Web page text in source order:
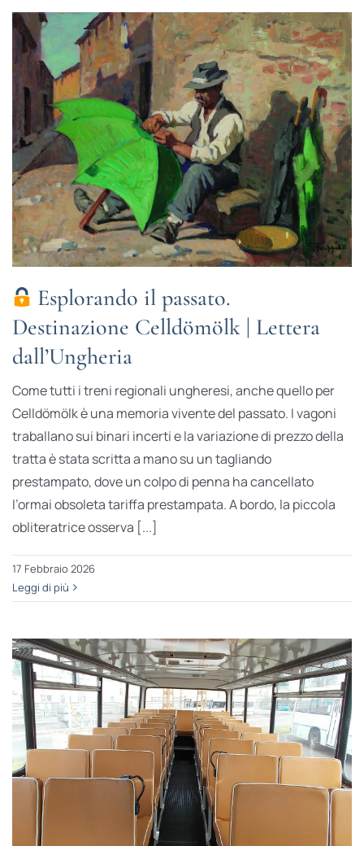
Esplorando il passato.
Destinazione Celldömölk | Lettera
dall’Ungheria
Come tutti i treni regionali ungheresi, anche quello per
Celldömölk è una memoria vivente del passato. I vagoni
traballano sui binari incerti e la variazione di prezzo della
tratta è stata scritta a mano su un tagliando
prestampato, dove un colpo di penna ha cancellato
l’ormai obsoleta tariffa prestampata. A bordo, la piccola
obliteratrice osserva [...]
17 Febbraio 2026
Leggi di più